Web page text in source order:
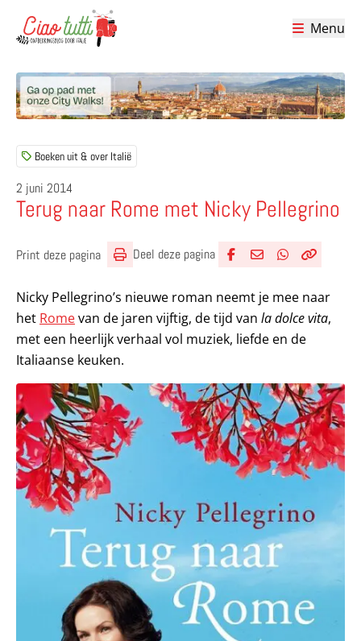
Menu
Boeken uit & over Italië
2 juni 2014
Terug naar Rome met Nicky Pellegrino
Print deze pagina Deel deze pagina
Nicky Pellegrino’s nieuwe roman neemt je mee naar
het Romevan de jaren vijftig, de tijd van la dolce vita,
met een heerlijk verhaal vol muziek, liefde en de
Italiaanse keuken.